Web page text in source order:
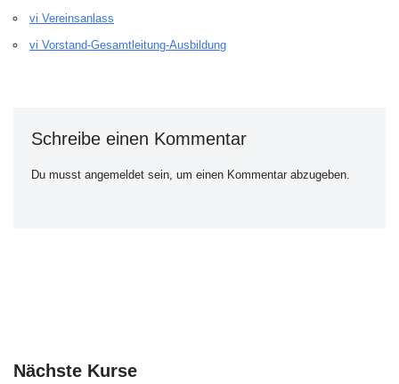
vi Vereinsanlass
vi Vorstand-Gesamtleitung-Ausbildung
Schreibe einen Kommentar
Du musst angemeldet sein, um einen Kommentar abzugeben.
Nächste Kurse